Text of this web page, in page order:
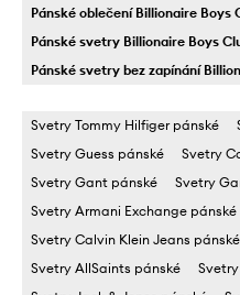
Pánské oblečení Billionaire Boys
Pánské svetry Billionaire Boys
Pánské svetry bez zapínání
Svetry Tommy Hilfiger pánské
Svetry Guess pánské
Svetry
Svetry Gant pánské
Svetry
Svetry Armani Exchange pánské
Svetry Calvin Klein Jeans pánské
Svetry AllSaints pánské